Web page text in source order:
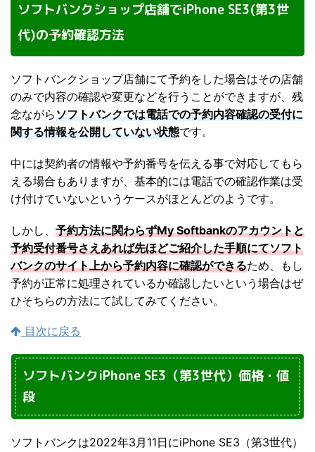
ソフトバンクショップ店舗でiPhone SE3(第3世
代)の予約確認方法
ソフトバンクショップ店舗にて予約をした場合はその店舗
のみで内容の確認や変更などを行うことができますが、残
念ながらソフトバンクでは電話での予約内容確認の受付に
関する情報を公開していない状態です。
中には契約者の情報や予約番号を伝える事で対応してもら
える場合もありますが、基本的には電話での確認作業は受
け付けていないというケースがほとんどのようです。
しかし、 予約方法に関わらずMy Softbankのアカウントと
予約受付番号さえあれば先ほどご紹介した手順にてソフト
バンクのサイト上から予約内容に確認ができるため、もし
予約が正常に処理されているか確認したいという場合はぜ
ひそちらの方法にて試してみてください。
目次に戻る
ソフトバンクiPhone SE3（第3世代）価格・値
段
ソフトバンクは2022年3月11日にiPhone SE3（第3世代）